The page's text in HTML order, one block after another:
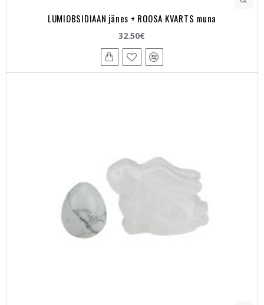
LUMIOBSIDIAAN jänes + ROOSA KVARTS muna
32.50€